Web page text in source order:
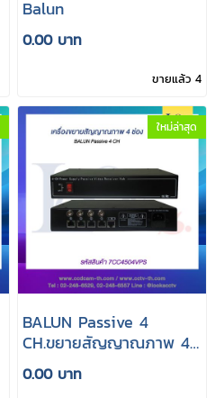
Balun
0.00 บาท
ขายแล้ว 4
ใหม่ล่าสุด
BALUN Passive 4
CH.ขยายสัญญาณภาพ 4
ช่องสัญญาณภาพ
0.00 บาท